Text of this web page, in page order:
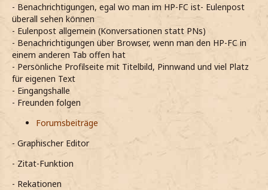
- Benachrichtigungen, egal wo man im HP-FC ist- Eulenpost
überall sehen können
- Eulenpost allgemein (Konversationen statt PNs)
- Benachrichtigungen über Browser, wenn man den HP-FC in
einem anderen Tab offen hat
- Persönliche Profilseite mit Titelbild, Pinnwand und viel Platz
für eigenen Text
- Eingangshalle
- Freunden folgen
Forumsbeiträge
- Graphischer Editor
- Zitat-Funktion
- Rekationen